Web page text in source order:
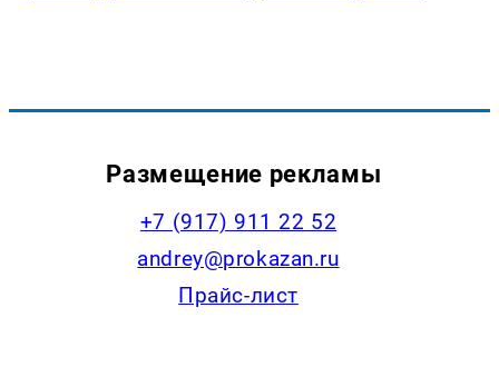
Размещение рекламы
+7 (917) 911 22 52
andrey@prokazan.ru
Прайс-лист